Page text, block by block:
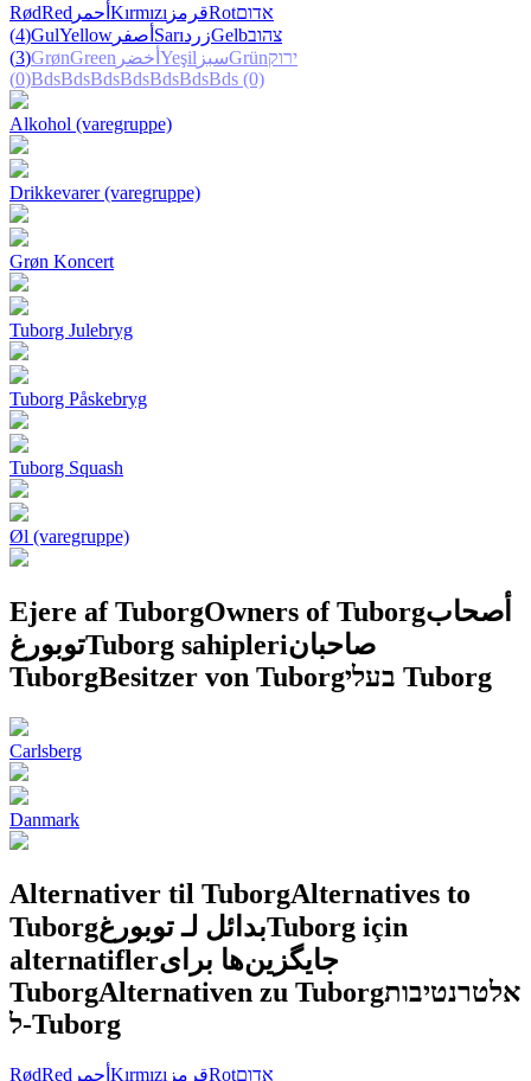
RødRed أحمر Kırmızı قرمزRotאדום
(4)GulYellow أصفر SarıزردGelbצהוב
(3)GrønGreen أخضر Yeşil سبزGrünירוק
(0)BdsBdsBdsBdsBdsBdsBds (0)
Alkohol (varegruppe)
Drikkevarer (varegruppe)
Grøn Koncert
Tuborg Julebryg
Tuborg Påskebryg
Tuborg Squash
Øl (varegruppe)
Ejere af TuborgOwners of Tuborgأصحاب
توبورغTuborg sahipleriصاحبان
TuborgBesitzer von Tuborg בעלי Tuborg
Carlsberg
Danmark
Alternativer til TuborgAlternatives to
Tuborgبدائل لـ توبورغTuborg için
alternatiflerجایگزین‌ها برای
TuborgAlternativen zu Tuborgאלטרנטיבות
ל-Tuborg
RødRed أحمر Kırmızı قرمزRotאדום